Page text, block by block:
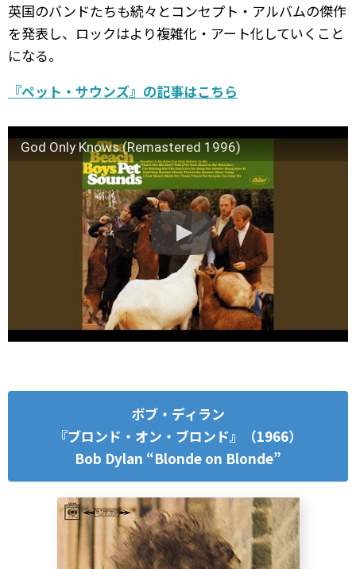
英国のバンドたちも続々とコンセプト・アルバムの傑作
を発表し、ロックはより複雑化・アート化していくこと
になる。
『ペット・サウンズ』の記事はこちら
God Only Knows (Remastered 1996)
ボブ・ディラン
『ブロンド・オン・ブロンド』（1966）
Bob Dylan “Blonde on Blonde”